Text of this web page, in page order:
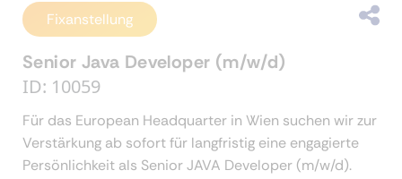
Fixanstellung
Senior Java Developer (m/w/d)
ID: 10059
Für das European Headquarter in Wien suchen wir zur
Verstärkung ab sofort für langfristig eine engagierte
Persönlichkeit als Senior JAVA Developer (m/w/d).